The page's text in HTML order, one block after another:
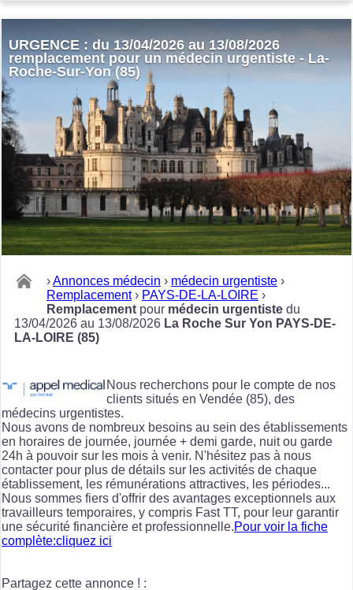
URGENCE : du 13/04/2026 au 13/08/2026
remplacement pour un médecin urgentiste - La-
Roche-Sur-Yon (85)
›Annonces médecin › médecin urgentiste ›
Remplacement › PAYS-DE-LA-LOIRE ›
Remplacement pour médecin urgentiste du
13/04/2026 au 13/08/2026 La Roche Sur Yon PAYS-DE-
LA-LOIRE (85)
Nous recherchons pour le compte de nos
clients situés en Vendée (85), des
médecins urgentistes.
Nous avons de nombreux besoins au sein des établissements
en horaires de journée, journée + demi garde, nuit ou garde
24h à pouvoir sur les mois à venir. N'hésitez pas à nous
contacter pour plus de détails sur les activités de chaque
établissement, les rémunérations attractives, les périodes...
Nous sommes fiers d'offrir des avantages exceptionnels aux
travailleurs temporaires, y compris Fast TT, pour leur garantir
une sécurité financière et professionnelle.Pour voir la fiche
complète:cliquez ici
Partagez cette annonce ! :